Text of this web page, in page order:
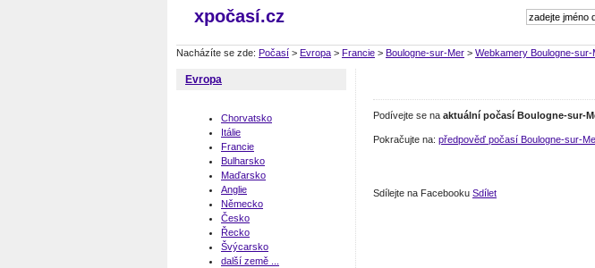
xpočasí.cz
Nacházíte se zde: Počasí > Evropa > Francie > Boulogne-sur-Mer > Webkamery Boulogne-sur-
Evropa
Chorvatsko
Itálie
Francie
Bulharsko
Maďarsko
Anglie
Německo
Česko
Řecko
Švýcarsko
další země ...
Podívejte se na aktuální počasí Boulogne-sur-
Pokračujte na: předpověď počasí Boulogne-sur-
Sdílejte na Facebooku Sdílet